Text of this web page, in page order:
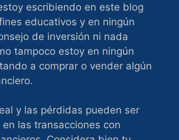
escribiendo en este blog
educativos y en ningún
de inversión ni nada
tampoco estoy en ningún
a comprar o vender algún
y las pérdidas pueden ser
las transacciones con